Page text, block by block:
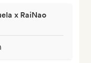
x RaiNao